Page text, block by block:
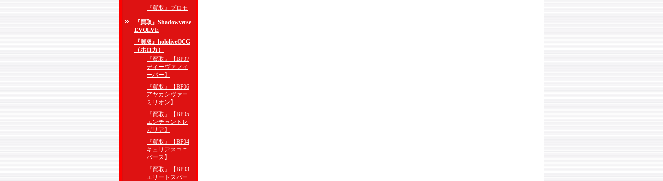
『買取』プロモ
『買取』Shadowverse
EVOLVE
『買取』hololiveOCG
（ホロカ）
『買取』【BP07
ディーヴァフィ
ーバー】
『買取』【BP06
アヤカシヴァー
ミリオン】
『買取』【BP05
エンチャントレ
ガリア】
『買取』【BP04
キュリアスユニ
バース】
『買取』【BP03
エリートスパー